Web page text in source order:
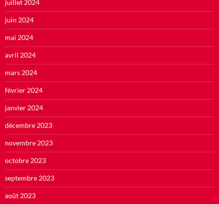
juillet 2024
juin 2024
mai 2024
avril 2024
mars 2024
février 2024
janvier 2024
décembre 2023
novembre 2023
octobre 2023
septembre 2023
août 2023